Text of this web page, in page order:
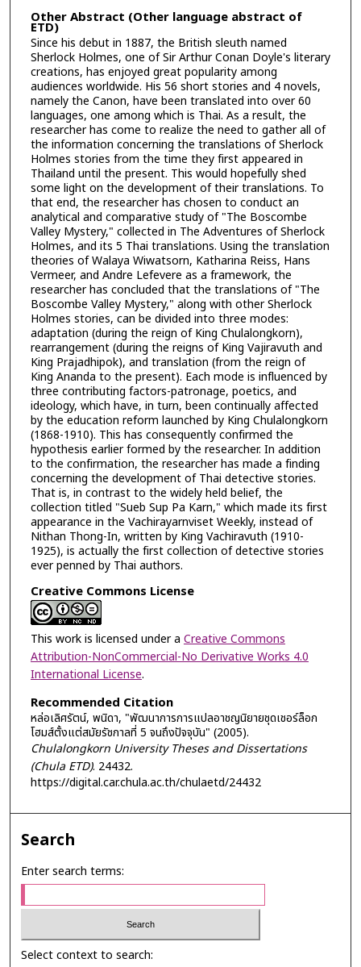
Other Abstract (Other language abstract of
ETD)
Since his debut in 1887, the British sleuth named
Sherlock Holmes, one of Sir Arthur Conan Doyle's literary
creations, has enjoyed great popularity among
audiences worldwide. His 56 short stories and 4 novels,
namely the Canon, have been translated into over 60
languages, one among which is Thai. As a result, the
researcher has come to realize the need to gather all of
the information concerning the translations of Sherlock
Holmes stories from the time they first appeared in
Thailand until the present. This would hopefully shed
some light on the development of their translations. To
that end, the researcher has chosen to conduct an
analytical and comparative study of "The Boscombe
Valley Mystery," collected in The Adventures of Sherlock
Holmes, and its 5 Thai translations. Using the translation
theories of Walaya Wiwatsorn, Katharina Reiss, Hans
Vermeer, and Andre Lefevere as a framework, the
researcher has concluded that the translations of "The
Boscombe Valley Mystery," along with other Sherlock
Holmes stories, can be divided into three modes:
adaptation (during the reign of King Chulalongkorn),
rearrangement (during the reigns of King Vajiravuth and
King Prajadhipok), and translation (from the reign of
King Ananda to the present). Each mode is influenced by
three contributing factors-patronage, poetics, and
ideology, which have, in turn, been continually affected
by the education reform launched by King Chulalongkorn
(1868-1910). This has consequently confirmed the
hypothesis earlier formed by the researcher. In addition
to the confirmation, the researcher has made a finding
concerning the development of Thai detective stories.
That is, in contrast to the widely held belief, the
collection titled "Sueb Sup Pa Karn," which made its first
appearance in the Vachirayarnviset Weekly, instead of
Nithan Thong-In, written by King Vachiravuth (1910-
1925), is actually the first collection of detective stories
ever penned by Thai authors.
Creative Commons License
This work is licensed under a Creative Commons
Attribution-NonCommercial-No Derivative Works 4.0
International License.
Recommended Citation
หล่อเลิศรัตน์, พนิดา, "พัฒนาการการแปลอาชญนิยายชุดเชอร์ล็อก
โฮมส์ตั้งแต่สมัยรัชกาลที่ 5 จนถึงปัจจุบัน" (2005).
Chulalongkorn University Theses and Dissertations
(Chula ETD). 24432.
https://digital.car.chula.ac.th/chulaetd/24432
Search
Enter search terms:
Select context to search: